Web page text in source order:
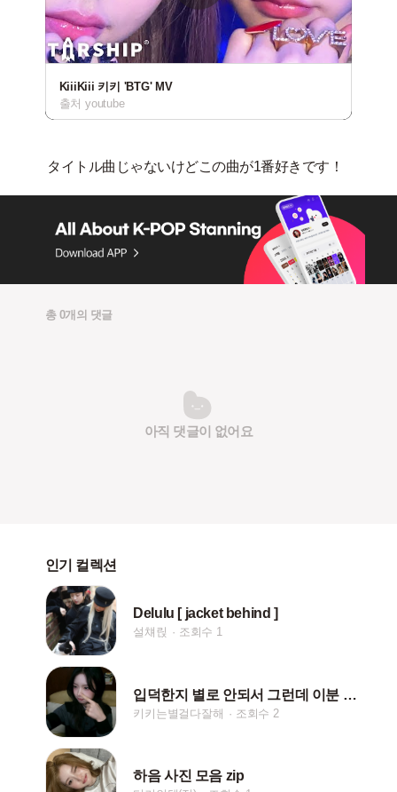
KiiiKiii 키키 'BTG' MV
출처 youtube
총 0개의 댓글
아직 댓글이 없어요
인기 컬렉션
Delulu [ jacket behind ]
설챼릱 조회수 1
입덕한지 별로 안되서 그런데 이분 키야 맞나요??
키키는별걸다잘해 조회수 2
하음 사진 모음 zip